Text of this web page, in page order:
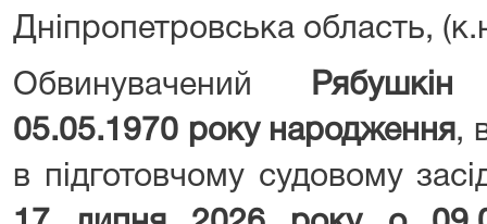
Дніпропетровська область,
Обвинувачений
05.05.1970 року народження ,
в підготовчому судовому